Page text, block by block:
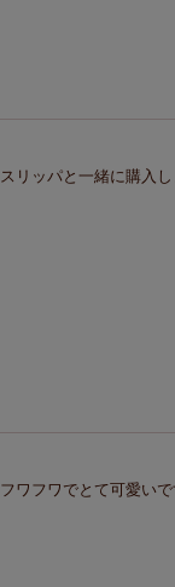
スリッパと一緒に購入
フワフワでとて可愛い